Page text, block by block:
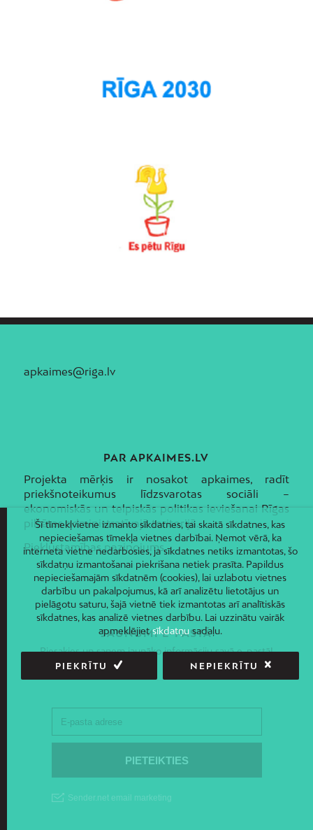
apkaimes@riga.lv
PAR APKAIMES.LV
Projekta mērķis ir nosakot apkaimes, radīt
priekšnoteikumus līdzsvarotas sociāli –
ekonomiskās un telpiskās politikas ieviešanai Rīgas
pilsētas administratīvajā teritorijā.
Piekļūstamības paziņojums
JAUNUMI E-PASTĀ
Piesakies un saņem jaunāko informāciju savā e-pastā!
Šī tīmekļvietne izmanto sīkdatnes, tai skaitā sīkdatnes, kas
nepieciešamas tīmekļa vietnes darbībai. Ņemot vērā, ka
interneta vietne nedarbosies, ja sīkdatnes netiks izmantotas, šo
sīkdatņu izmantošanai piekrišana netiek prasīta. Papildus
nepieciešamajām sīkdatnēm (cookies), lai uzlabotu vietnes
darbību un pakalpojumus, kā arī analizētu lietotājus un
pielāgotu saturu, šajā vietnē tiek izmantotas arī analītiskās
sīkdatnes, kas analizē vietnes darbību. Lai uzzinātu vairāk
apmeklējietsīkdatņusadaļu.
PIEKRĪTU NEPIEKRĪTU